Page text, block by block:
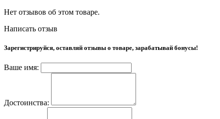
Нет отзывов об этом товаре.
Написать отзыв
Зарегистрируйся, оставляй отзывы о товаре, зарабатывай бонусы!
Ваше имя:
Достоинства: